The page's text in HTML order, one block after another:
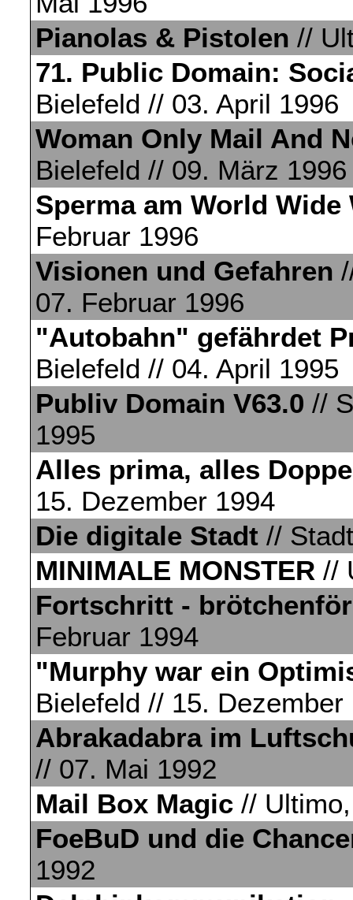
Pianolas & Pistolen //
71. Public Domain:
Bielefeld // 03. April 1996
Woman Only Mail And
Bielefeld // 09. März 1996
Sperma am World Wide
Februar 1996
Visionen und Gefahren
07. Februar 1996
"Autobahn" gefährdet
Bielefeld // 04. April 1995
Publiv Domain V63.0 //
1995
Alles prima, alles
15. Dezember 1994
Die digitale Stadt //
MINIMALE MONSTER //
Fortschritt -
Februar 1994
"Murphy war ein
Bielefeld // 15. Dezember
Abrakadabra im
// 07. Mai 1992
Mail Box Magic //
FoeBuD und die
1992